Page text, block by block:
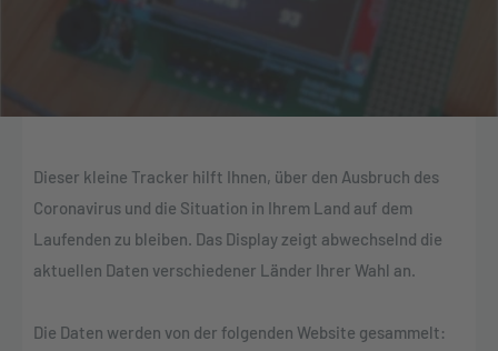
Dieser kleine Tracker hilft Ihnen, über den Ausbruch des
Coronavirus und die Situation in Ihrem Land auf dem
Laufenden zu bleiben. Das Display zeigt abwechselnd die
aktuellen Daten verschiedener Länder Ihrer Wahl an.
Die Daten werden von der folgenden Website gesammelt: